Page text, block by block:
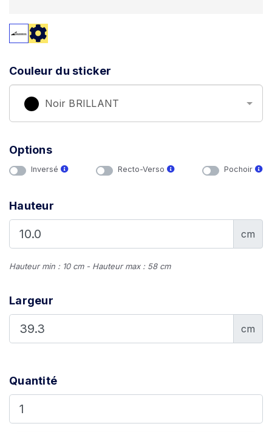
Couleur du sticker
Noir BRILLANT
Options
Inversé Recto-Verso Pochoir
Hauteur
cm
Hauteur min : 10 cm - Hauteur max : 58 cm
Largeur
cm
Quantité